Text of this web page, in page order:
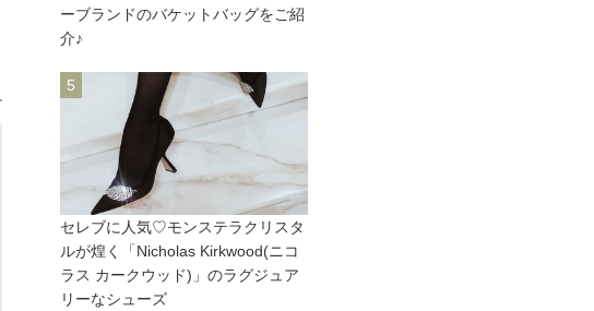
ーブランドのバケットバッグをご紹
介♪
セレブに人気♡モンステラクリスタ
ルが煌く「Nicholas Kirkwood(ニコ
ラス カークウッド)」のラグジュア
リーなシューズ